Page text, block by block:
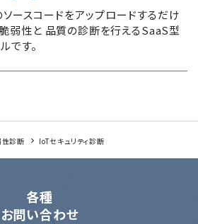
ソースコードをアップロードするだけ
脆弱性と 品質の診断を行えるSaaS型
です。
診断 IoTセキュリティ診断
各種
お問い合わせ